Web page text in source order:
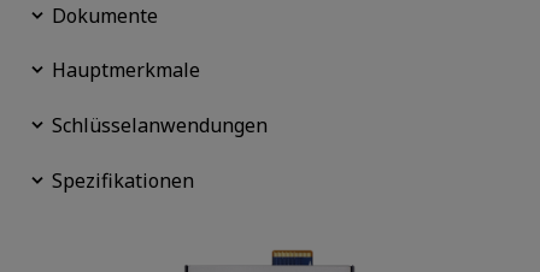
Dokumente
Hauptmerkmale
Schlüsselanwendungen
Spezifikationen